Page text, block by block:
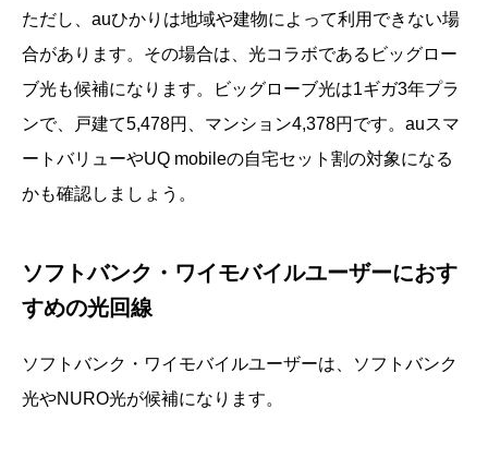
ただし、auひかりは地域や建物によって利用できない場
合があります。その場合は、光コラボであるビッグロー
ブ光も候補になります。ビッグローブ光は1ギガ3年プラ
ンで、戸建て5,478円、マンション4,378円です。auスマ
ートバリューやUQ mobileの自宅セット割の対象になる
かも確認しましょう。
ソフトバンク・ワイモバイルユーザーにおす
すめの光回線
ソフトバンク・ワイモバイルユーザーは、ソフトバンク
光やNURO光が候補になります。